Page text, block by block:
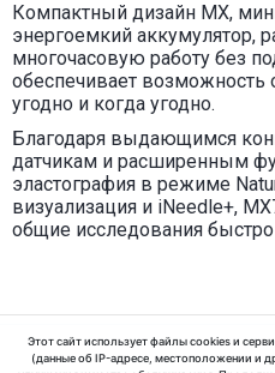
Этот сайт использует файлы cookies и
(данные об IP-адресе, местоположении и
Компактный дизайн MX,
энергоемкий аккумулятор,
многочасовую работу без
обеспечивает возможность
угодно и когда угодно.
Благодаря выдающимся
датчикам и расширенным
эластография в режиме
визуализация и iNeedle+,
общие исследования